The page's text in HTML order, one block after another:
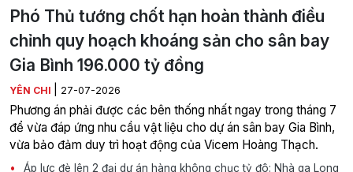
Phó Thủ tướng chốt hạn hoàn thành điều
chỉnh quy hoạch khoáng sản cho sân bay
Gia Bình 196.000 tỷ đồng
YÊN CHI 27-07-2026
Phương án phải được các bên thống nhất ngay trong tháng 7
để vừa đáp ứng nhu cầu vật liệu cho dự án sân bay Gia Bình,
vừa bảo đảm duy trì hoạt động của Vicem Hoàng Thạch.
Áp lực đè lên 2 đại dự án hàng không chục tỷ đô: Nhà ga Long